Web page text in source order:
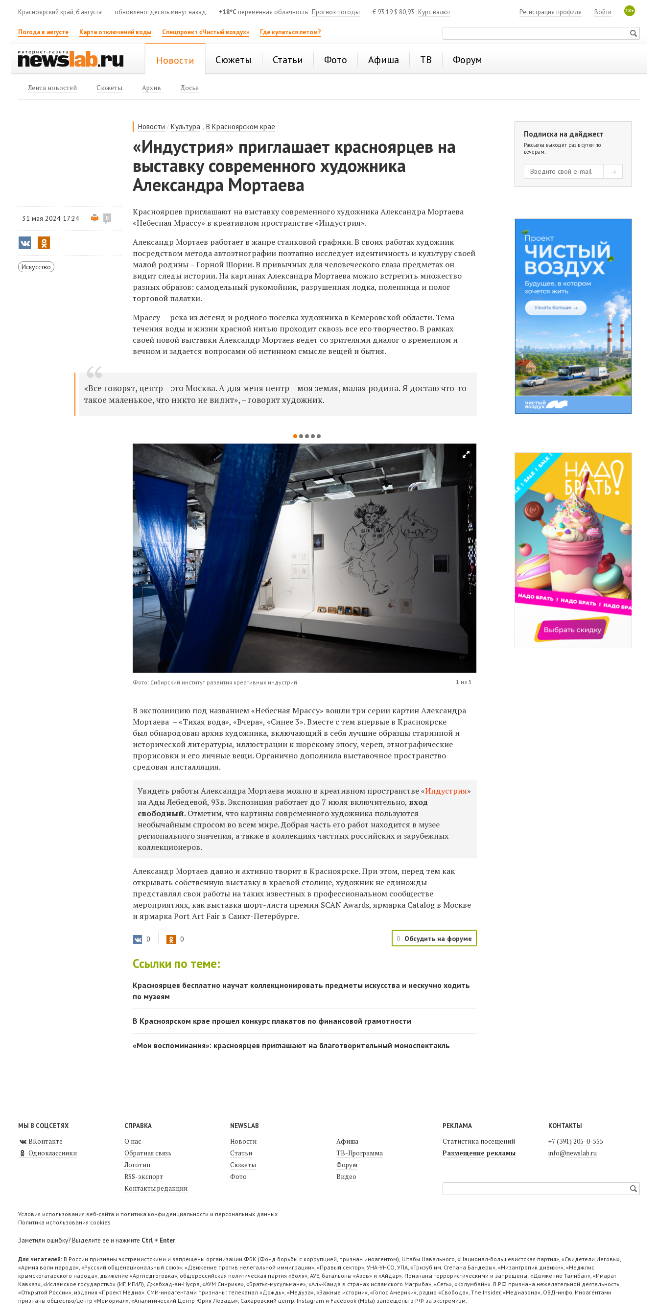
Красноярский край, 6 августа обновлено: десять минут назад +18°C переменная облачность Прогноз погоды € 93,19 $ 80,93 Курс валют 18+
Войти
Регистрация профиля
Погода в августе Карта отключений воды Спецпроект «Чистый воздух» Где купаться летом?
Новости Сюжеты Статьи Фото Афиша ТВ Форум
Лента новостей Сюжеты Архив Досье
Новости /Культура ,В Красноярском крае
«Индустрия» приглашает красноярцев на
выставку современного художника
Александра Мортаева
31 мая 2024 17:24 0
Искусство
Красноярцев приглашают на выставку современного художника Александра Мортаева
«Небесная Мрассу» в креативном пространстве «Индустрия».
Александр Мортаев работает в жанре станковой графики. В своих работах художник
посредством метода автоэтнографии поэтапно исследует идентичность и культуру своей
малой родины – Горной Шории. В привычных для человеческого глаза предметах он
видит следы истории. На картинах Александра Мортаева можно встретить множество
разных образов: самодельный рукомойник, разрушенная лодка, поленница и полог
торговой палатки.
Мрассу — река из легенд и родного поселка художника в Кемеровской области. Тема
течения воды и жизни красной нитью проходит сквозь все его творчество. В рамках
своей новой выставки Александр Мортаев ведет со зрителями диалог о временном и
вечном и задается вопросами об истинном смысле вещей и бытия.
«Все говорят, центр – это Москва. А для меня центр – моя земля, малая родина. Я достаю что-то
такое маленькое, что никто не видит», – говорит художник.
Фото: Сибирский институт развития креативных индустрий 1 из 5
В экспозиицию под названием «Небесная Мрассу» вошли три серии картин Александра
Мортаева – «Тихая вода», «Вчера», «Синее 3». Вместе с тем впервые в Красноярске
был обнародован архив художника, включающий в себя лучшие образцы старинной и
исторической литературы, иллюстрации к шорскому эпосу, череп, этнографические
прорисовки и его личные вещи. Органично дополнила выставочное пространство
средовая инсталляция.
Увидеть работы Александра Мортаева можно в креативном пространстве «Индустрия»
на Ады Лебедевой, 93в. Экспозиция работает до 7 июля включительно, вход
свободный. Отметим, что картины современного художника пользуются
необычайным спросом во всем мире. Добрая часть его работ находится в музее
регионального значения, а также в коллекциях частных российских и зарубежных
коллекционеров.
Александр Мортаев давно и активно творит в Красноярске. При этом, перед тем как
открывать собственную выставку в краевой столице, художник не единожды
представлял свои работы на таких известных в профессиональном сообществе
мероприятиях, как выставка шорт-листа премии SCAN Awards, ярмарка Catalog в Москве
и ярмарка Port Art Fair в Санкт-Петербурге.
0 0 0 Обсудить на форуме
Ссылки по теме:
Красноярцев бесплатно научат коллекционировать предметы искусства и нескучно ходить
по музеям
В Красноярском крае прошел конкурс плакатов по финансовой грамотности
«Мои воспоминания»: красноярцев приглашают на благотворительный моноспектакль
Подписка на дайджест
Рассылка выходит раз в сутки по
вечерам.
МЫ В СОЦСЕТЯХ
ВКонтакте
Одноклассники
СПРАВКА
О нас
Обратная связь
Логотип
RSS-экспорт
Контакты редакции
NEWSLAB
Новости
Статьи
Сюжеты
Фото
Афиша
ТВ-Программа
Форум
Видео
РЕКЛАМА
Статистика посещений
Размещение рекламы
КОНТАКТЫ
+7 (391) 205-0-555
info@newslab.ru
Условия использования веб-сайта и политика конфиденциальности и персональных данных
Политика использования cookies
Заметили ошибку? Выделите её и нажмите Ctrl + Enter.
Для читателей: В России признаны экстремистскими и запрещены организации ФБК (Фонд борьбы с коррупцией, признан иноагентом), Штабы Навального, «Национал-большевистская партия», «Свидетели Иеговы»,
«Армия воли народа», «Русский общенациональный союз», «Движение против нелегальной иммиграции», «Правый сектор», УНА-УНСО, УПА, «Тризуб им. Степана Бандеры», «Мизантропик дивижн», «Меджлис
крымскотатарского народа», движение «Артподготовка», общероссийская политическая партия «Воля», АУЕ, батальоны «Азов» и «Айдар». Признаны террористическими и запрещены: «Движение Талибан», «Имарат
Кавказ», «Исламское государство» (ИГ, ИГИЛ), Джебхад-ан-Нусра, «АУМ Синрике», «Братья-мусульмане», «Аль-Каида в странах исламского Магриба», «Сеть», «Колумбайн». В РФ признана нежелательной деятельность
«Открытой России», издания «Проект Медиа». СМИ-иноагентами признаны: телеканал «Дождь», «Медуза», «Важные истории», «Голос Америки», радио «Свобода», The Insider, «Медиазона», ОВД-инфо. Иноагентами
признаны общество/центр «Мемориал», «Аналитический Центр Юрия Левады», Сахаровский центр. Instagram и Facebook (Metа) запрещены в РФ за экстремизм.